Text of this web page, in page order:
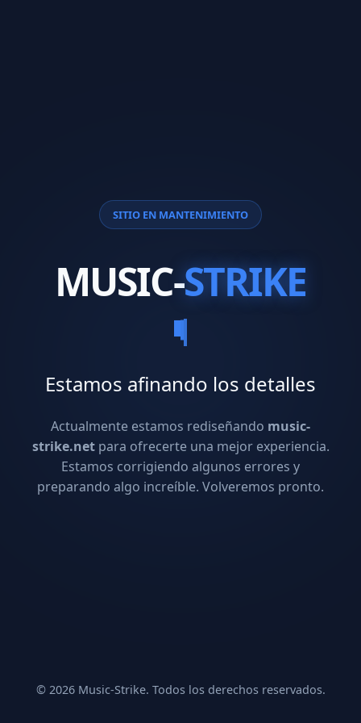
SITIO EN MANTENIMIENTO
MUSIC-STRIKE
Estamos afinando los detalles
Actualmente estamos rediseñando music-
strike.netpara ofrecerte una mejor experiencia.
Estamos corrigiendo algunos errores y
preparando algo increíble. Volveremos pronto.
© 2026 Music-Strike. Todos los derechos reservados.